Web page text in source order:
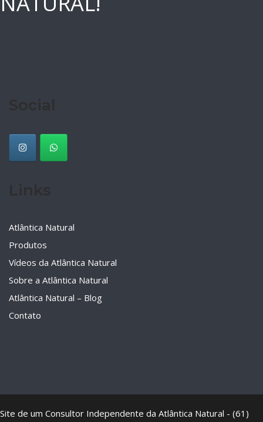
Atlântica Natural
Produtos
Vídeos da Atlântica Natural
Sobre a Atlântica Natural
Atlântica Natural – Blog
Contato
Site de um Consultor Independente da Atlântica Natural - (61)